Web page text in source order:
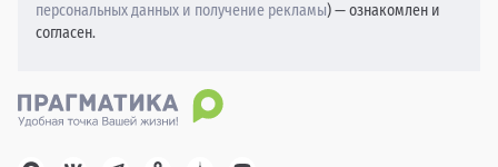
персональных данных и получение рекламы) — ознакомлен и
согласен.